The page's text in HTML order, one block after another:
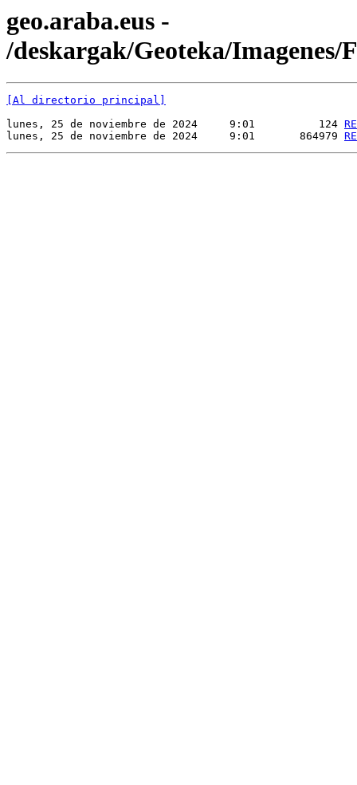
geo.araba.eus -
/deskargak/Geoteka/Imagenes/
[Al directorio principal]
lunes, 25 de noviembre de 2024     9:01          124
lunes, 25 de noviembre de 2024     9:01       864979